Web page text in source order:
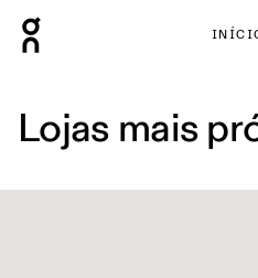
Lojas mais